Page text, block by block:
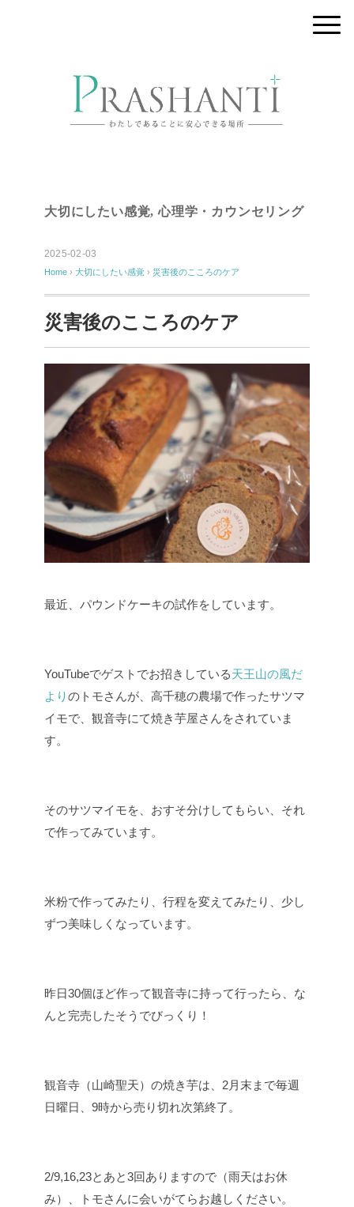
大切にしたい感覚,心理学・カウンセリング
2025-02-03
Home › 大切にしたい感覚 › 災害後のこころのケア
災害後のこころのケア
最近、パウンドケーキの試作をしています。
YouTubeでゲストでお招きしている天王山の風だ
よりのトモさんが、高千穂の農場で作ったサツマ
イモで、観音寺にて焼き芋屋さんをされていま
す。
そのサツマイモを、おすそ分けしてもらい、それ
で作ってみています。
米粉で作ってみたり、行程を変えてみたり、少し
ずつ美味しくなっています。
昨日30個ほど作って観音寺に持って行ったら、な
んと完売したそうでびっくり！
観音寺（山崎聖天）の焼き芋は、2月末まで毎週
日曜日、9時から売り切れ次第終了。
2/9,16,23とあと3回ありますので（雨天はお休
み）、トモさんに会いがてらお越しください。